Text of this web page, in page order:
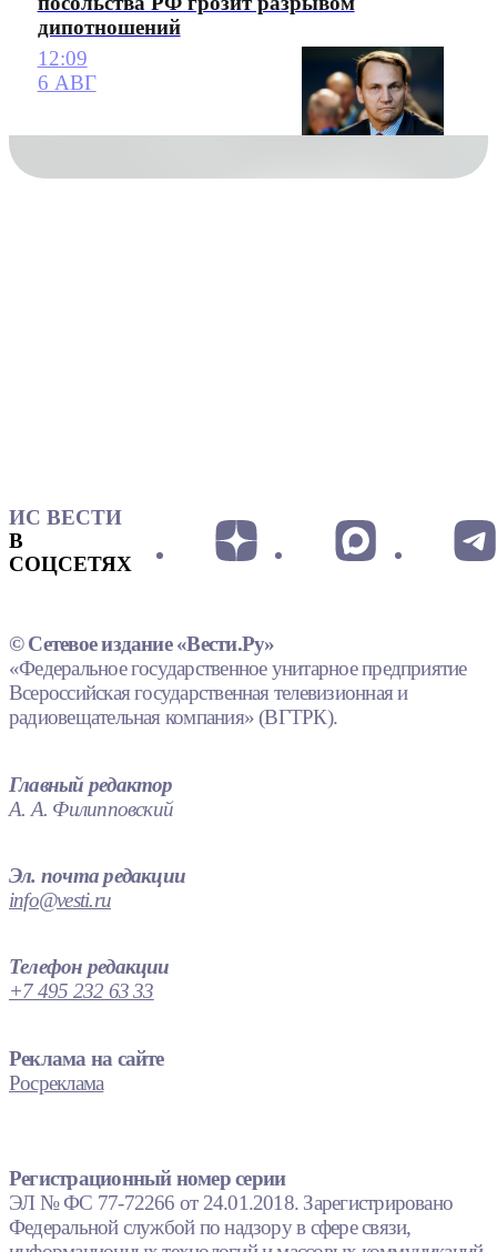
дипотношений
12:09
6 АВГ
ИС ВЕСТИ
В
СОЦСЕТЯХ
© Сетевое издание «Вести.Ру»
«Федеральное государственное унитарное предприятие
Всероссийская государственная телевизионная и
радиовещательная компания» (ВГТРК).
Главный редактор
А. А. Филипповский
Эл. почта редакции
info@vesti.ru
Телефон редакции
+7 495 232 63 33
Реклама на сайте
Росреклама
Регистрационный номер серии
ЭЛ № ФС 77-72266 от 24.01.2018. Зарегистрировано
Федеральной службой по надзору в сфере связи,